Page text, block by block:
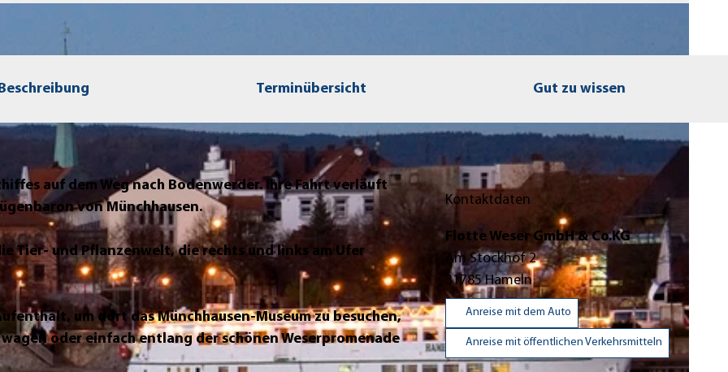
Terminübersicht Gut zu wissen
auf dem Weg nach Bodenwerder. Ihre Fahrt verläuft
von Münchhausen.
Tier- und Pflanzenwelt, die rechts und links am Ufer
um dort das Münchhausen-Museum zu besuchen,
oder einfach entlang der schönen Weserpromenade
Kontaktdaten
Flotte Weser GmbH & Co.KG
Am Stockhof 2
31785Hameln
Anreise mit dem Auto
Anreise mit öffentlichen Verkehrsmitteln